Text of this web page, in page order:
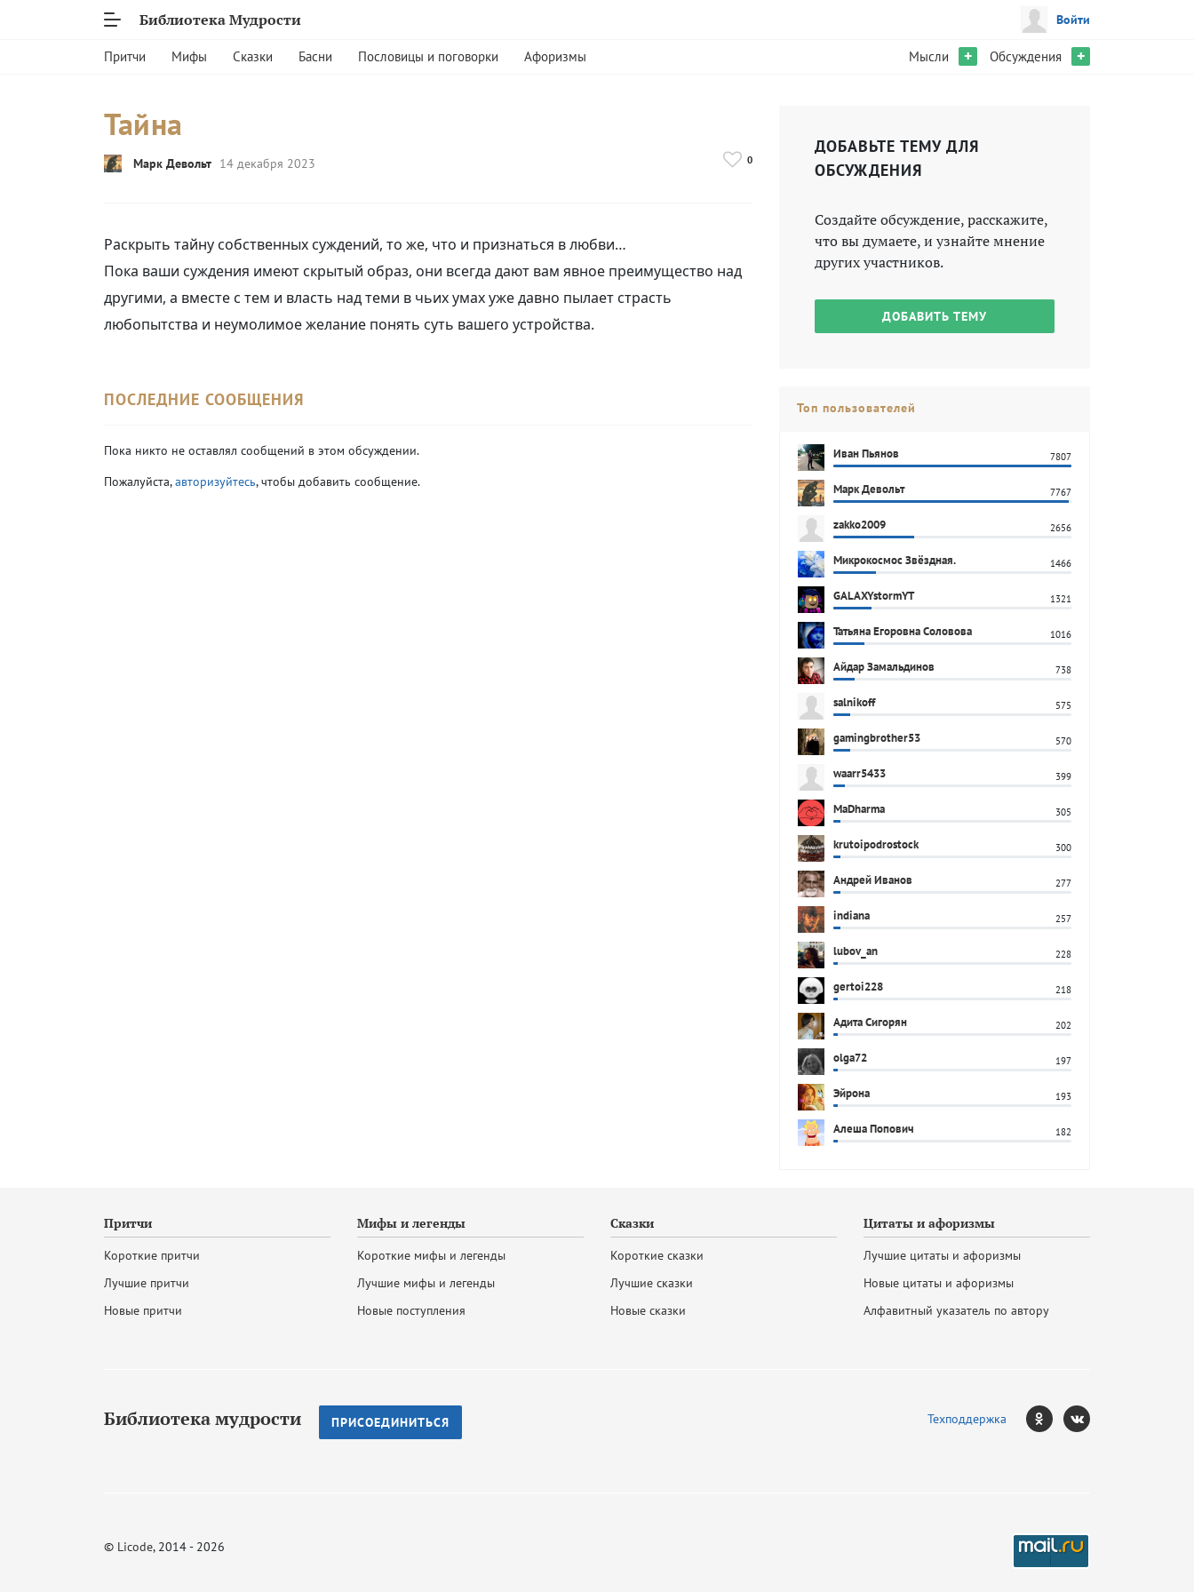
Библиотека Мудрости Войти
Притчи Мифы Сказки Басни Пословицы и поговорки Афоризмы Мысли + Обсуждения +
Тайна
Марк Девольт 14 декабря 2023 0
Раскрыть тайну собственных суждений, то же, что и признаться в любви…
Пока ваши суждения имеют скрытый образ, они всегда дают вам явное преимущество над
другими, а вместе с тем и власть над теми в чьих умах уже давно пылает страсть
любопытства и неумолимое желание понять суть вашего устройства.
ПОСЛЕДНИЕ СООБЩЕНИЯ
Пока никто не оставлял сообщений в этом обсуждении.
Пожалуйста,авторизуйтесь, чтобы добавить сообщение.
ДОБАВЬТЕ ТЕМУ ДЛЯ
ОБСУЖДЕНИЯ
Создайте обсуждение, расскажите,
что вы думаете, и узнайте мнение
других участников.
ДОБАВИТЬ ТЕМУ
Топ пользователей
Иван Пьянов 7807
Марк Девольт 7767
zakko2009 2656
Микрокосмос Звёздная. 1466
GALAXYstormYT 1321
Татьяна Егоровна Соловова 1016
Айдар Замальдинов 738
salnikoff 575
gamingbrother53 570
waarr5433 399
MaDharma 305
krutoipodrostock 300
Андрей Иванов 277
indiana 257
lubov_an 228
gertoi228 218
Адита Сигорян 202
olga72 197
Эйрона 193
Алеша Попович 182
Притчи
Короткие притчи
Лучшие притчи
Новые притчи
Мифы и легенды
Короткие мифы и легенды
Лучшие мифы и легенды
Новые поступления
Сказки
Короткие сказки
Лучшие сказки
Новые сказки
Цитаты и афоризмы
Лучшие цитаты и афоризмы
Новые цитаты и афоризмы
Алфавитный указатель по автору
Библиотека мудрости ПРИСОЕДИНИТЬСЯ Техподдержка
© Licode, 2014 - 2026